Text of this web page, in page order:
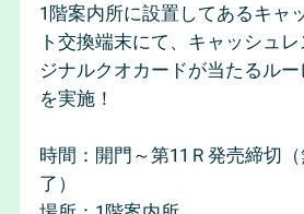
1階案内所に設置してあるキャ
ト交換端末にて、キャッシュ
ジナルクオカードが当たるル
を実施！
時間：開門～第11Ｒ発売締切
了）